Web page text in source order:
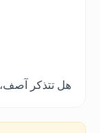
هل تتذكر